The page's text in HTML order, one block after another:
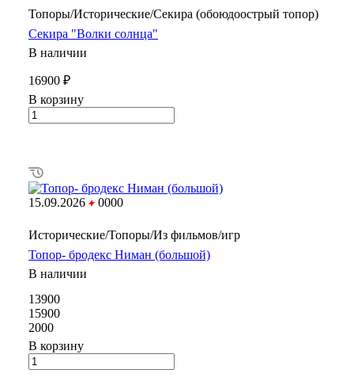
Топоры/Исторические/Секира (обоюдоострый топор)
Секира "Волки солнца"
В наличии
16900 ₽
В корзину
15.09.2026 0000
Исторические/Топоры/Из фильмов/игр
Топор- бродекс Ниман (большой)
В наличии
13900
15900
2000
В корзину